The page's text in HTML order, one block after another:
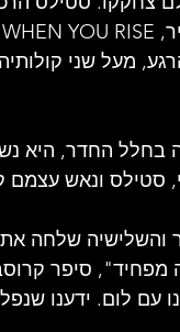
מעל שני
החדר, היא
ונאש עצמם
שלחה את
מפחיד", סיפר
עם לום. ידענו